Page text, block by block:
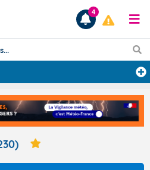
RÉSULTATS
Articles
4